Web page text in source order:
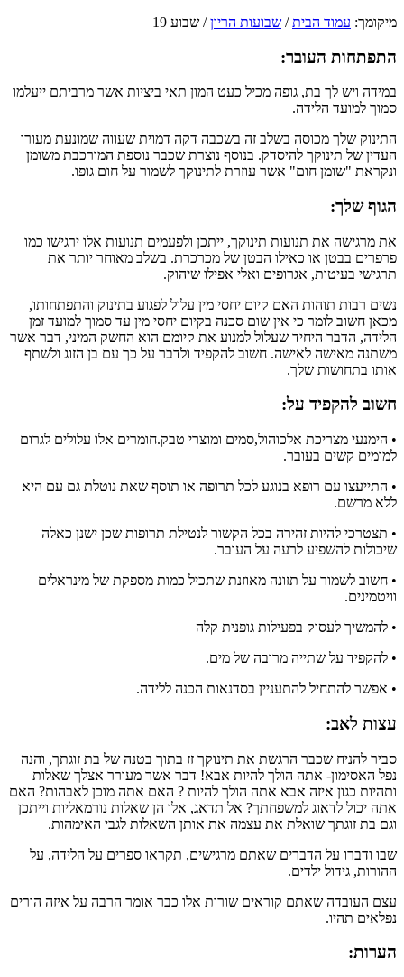
מיקומך: עמוד הבית / שבועות הריון / שבוע 19
התפתחות העובר:
במידה ויש לך בת, גופה מכיל כעט המון תאי ביציות אשר מרביתם ייעלמו
סמוך למועד הלידה.
התינוק שלך מכוסה בשלב זה בשכבה דקה דמוית שעווה שמונעת מעורו
העדין של תינוקך להיסדק. בנוסף נוצרת שכבר נוספת המורכבת משומן
ונקראת "שומן חום" אשר עוזרת לתינוקך לשמור על חום גופו.
הגוף שלך:
את מרגישה את תנועות תינוקך, ייתכן ולפעמים תנועות אלו ירגישו כמו
פרפרים בבטן או כאילו הבטן של מכרכרת. בשלב מאוחר יותר את
תרגישי בעיטות, אגרופים ואלי אפילו שיהוק.
נשים רבות תוהות האם קיום יחסי מין עלול לפגוע בתינוק והתפתחותו,
מכאן חשוב לומר כי אין שום סכנה בקיום יחסי מין עד סמוך למועד זמן
הלידה, הדבר היחיד שעלול למנוע את קיומם הוא החשק המיני, דבר אשר
משתנה מאישה לאישה. חשוב להקפיד ולדבר על כך עם בן הזוג ולשתף
אותו בתחושות שלך.
חשוב להקפיד על:
• הימנעי מצריכת אלכוהול,סמים ומוצרי טבק.חומרים אלו עלולים לגרום
למומים קשים בעובר.
• התייעצו עם רופא בנוגע לכל תרופה או תוסף שאת נוטלת גם עם היא
ללא מרשם.
• תצטרכי להיות זהירה בכל הקשור לנטילת תרופות שכן ישנן כאלה
שיכולות להשפיע לרעה על העובר.
• חשוב לשמור על תזונה מאוזנת שתכיל כמות מספקת של מינראלים
וויטמינים.
• להמשיך לעסוק בפעילות גופנית קלה
• להקפיד על שתייה מרובה של מים.
• אפשר להתחיל להתעניין בסדנאות הכנה ללידה.
עצות לאב:
סביר להניח שכבר הרגשת את תינוקך זז בתוך בטנה של בת זוגתך, והנה
נפל האסימון- אתה הולך להיות אבא! דבר אשר מעורר אצלך שאלות
ותהיות כגון איזה אבא אתה הולך להיות ? האם אתה מוכן לאבהות? האם
אתה יכול לדאוג למשפחתך? אל תדאג, אלו הן שאלות נורמאליות וייתכן
וגם בת זוגתך שואלת את עצמה את אותן השאלות לגבי האימהות.
שבו ודברו על הדברים שאתם מרגישים, תקראו ספרים על הלידה, על
ההורות, גידול ילדים.
עצם העובדה שאתם קוראים שורות אלו כבר אומר הרבה על איזה הורים
נפלאים תהיו.
הערות: